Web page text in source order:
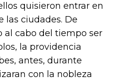
quisieron entrar en
las ciudades. De
al cabo del tiempo ser
la providencia
antes, durante
con la nobleza